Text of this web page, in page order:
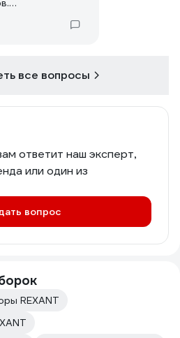
все вопросы
ответит наш эксперт,
или один из
вопрос
REXANT